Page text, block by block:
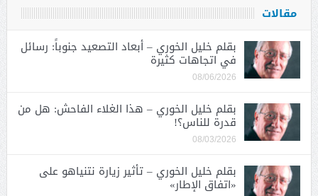
مقالات
بقلم خليل الخوري – أبعاد التصعيد جنوباً: رسائل
في اتجاهات كثيرة
08/06/2026
بقلم خليل الخوري – هذا الغلاء الفاحش: هل من
قدرة للناس؟!
08/03/2026
بقلم خليل الخوري – تأثير زيارة نتنياهو على
«اتفاق الإطار»